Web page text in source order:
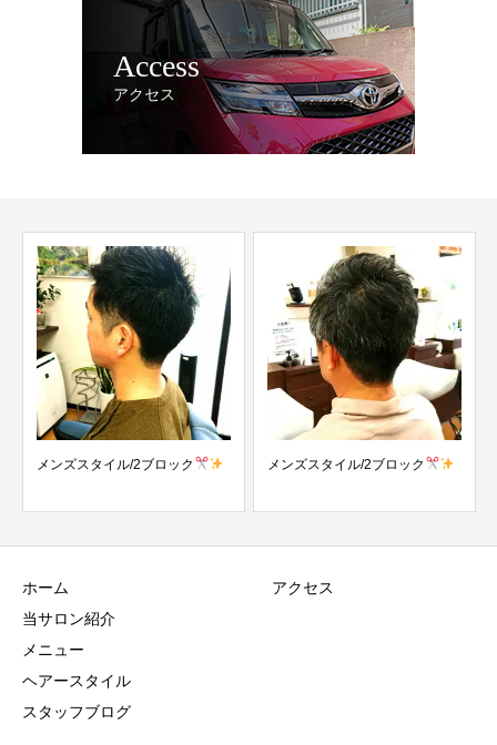
Access
アクセス
メンズスタイル/2ブロック メンズスタイル/2ブロック
ホーム
当サロン紹介
メニュー
ヘアースタイル
スタッフブログ
アクセス